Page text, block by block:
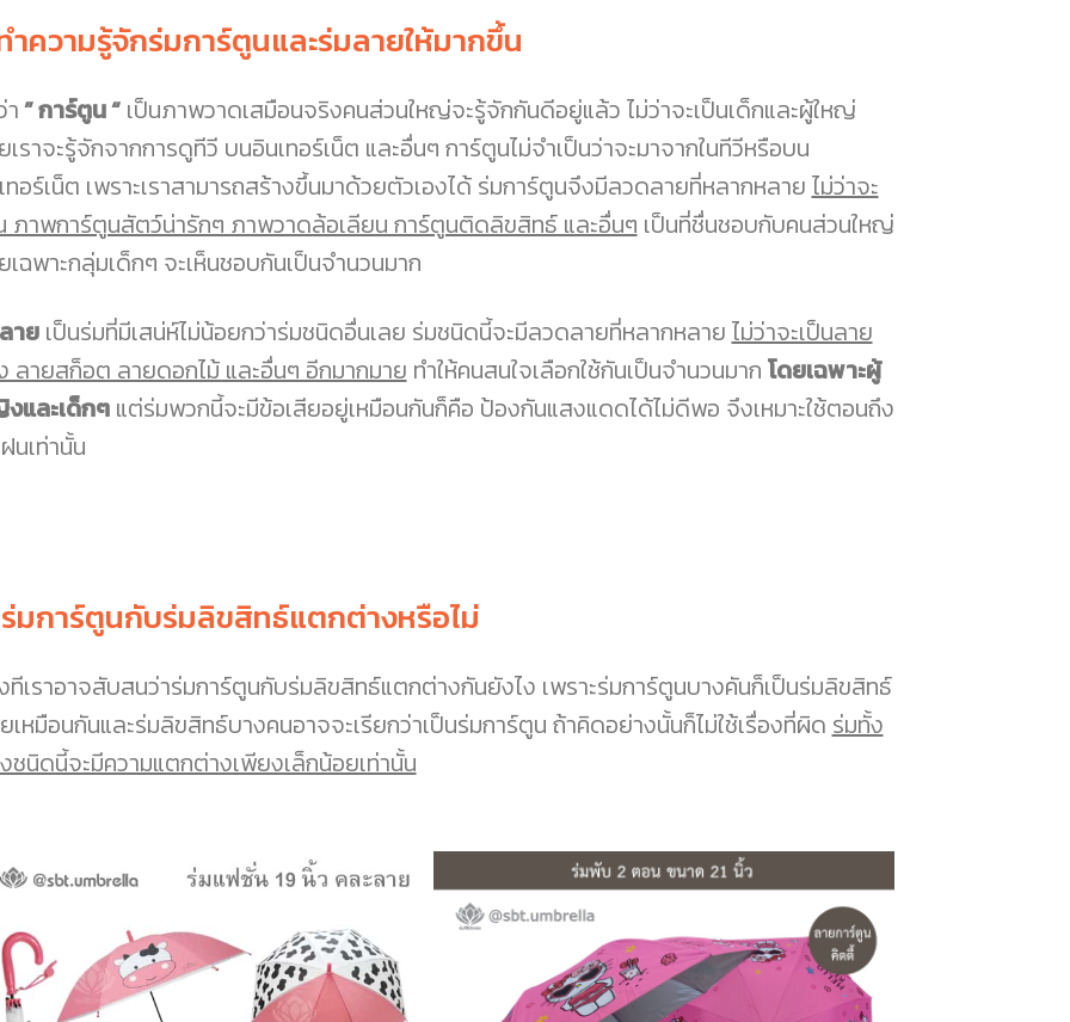
ำความรู้จักร่มการ์ตูนและร่มลายให้มากขึ้น
า” การ์ตูน “เป็นภาพวาดเสมือนจริงคนส่วนใหญ่จะรู้จักกันดีอยู่แล้ว ไม่ว่าจะเป็นเด็กและผู้ใหญ่
เราจะรู้จักจากการดูทีวี บนอินเทอร์เน็ต และอื่นๆ การ์ตูนไม่จำเป็นว่าจะมาจากในทีวีหรือบน
ทอร์เน็ต เพราะเราสามารถสร้างขึ้นมาด้วยตัวเองได้ ร่มการ์ตูนจึงมีลวดลายที่หลากหลายไม่ว่าจะ
ภาพการ์ตูนสัตว์น่ารักๆ ภาพวาดล้อเลียน การ์ตูนติดลิขสิทธ์ และอื่นๆเป็นที่ชื่นชอบกับคนส่วนใหญ่
เฉพาะกลุ่มเด็กๆ จะเห็นชอบกันเป็นจำนวนมาก
ายเป็นร่มที่มีเสน่ห์ไม่น้อยกว่าร่มชนิดอื่นเลย ร่มชนิดนี้จะมีลวดลายที่หลากหลายไม่ว่าจะเป็นลาย
ลายสก็อต ลายดอกไม้ และอื่นๆ อีกมากมายทำให้คนสนใจเลือกใช้กันเป็นจำนวนมาก โดยเฉพาะผู้
และเด็กๆแต่ร่มพวกนี้จะมีข้อเสียอยู่เหมือนกันก็คือ ป้องกันแสงแดดได้ไม่ดีพอ จึงเหมาะใช้ตอนถึง
นเท่านั้น
มการ์ตูนกับร่มลิขสิทธ์แตกต่างหรือไม่
ทีเราอาจสับสนว่าร่มการ์ตูนกับร่มลิขสิทธ์แตกต่างกันยังไง เพราะร่มการ์ตูนบางคันก็เป็นร่มลิขสิทธ์
เหมือนกันและร่มลิขสิทธ์บางคนอาจจะเรียกว่าเป็นร่มการ์ตูน ถ้าคิดอย่างนั้นก็ไม่ใช้เรื่องที่ผิดร่มทั้ง
ชนิดนี้จะมีความแตกต่างเพียงเล็กน้อยเท่านั้น